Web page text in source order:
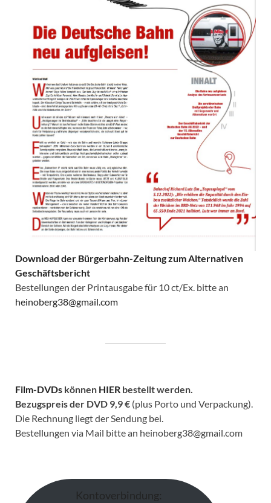
Download der Bürgerbahn-Zeitung zum Alternativen
Geschäftsbericht
Bestellungen der Printausgabe für 10 ct/Ex. bitte an
heinoberg38@gmail.com
Film-DVDs können HIER bestellt werden.
Bezugspreis der DVD 9,9 € (plus Porto und Verpackung).
Die Rechnung liegt der Sendung bei.
Bestellungen via Mail bitte an heinoberg38@gmail.com
Kontoverbindung: